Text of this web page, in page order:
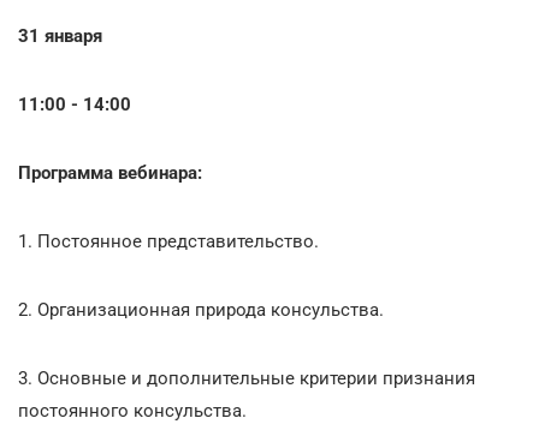
31 января
11:00 - 14:00
Программа вебинара:
1. Постоянное представительство.
2. Организационная природа консульства.
3. Основные и дополнительные критерии признания
постоянного консульства.